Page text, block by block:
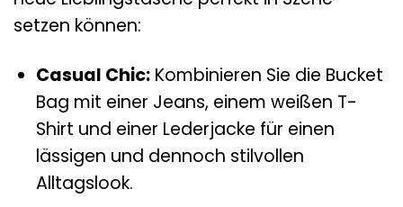
setzen können:
Casual Chic:Kombinieren Sie die Bucket
Bag mit einer Jeans, einem weißen T-
Shirt und einer Lederjacke für einen
lässigen und dennoch stilvollen
Alltagslook.